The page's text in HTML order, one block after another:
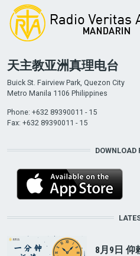
天主教亚洲真理电台
Buick St. Fairview Park, Quezon City
Metro Manila 1106 Philippines
Phone: +632 89390011 - 15
Fax: +632 89390011 - 15
DOWNLOAD
8月9日 仰